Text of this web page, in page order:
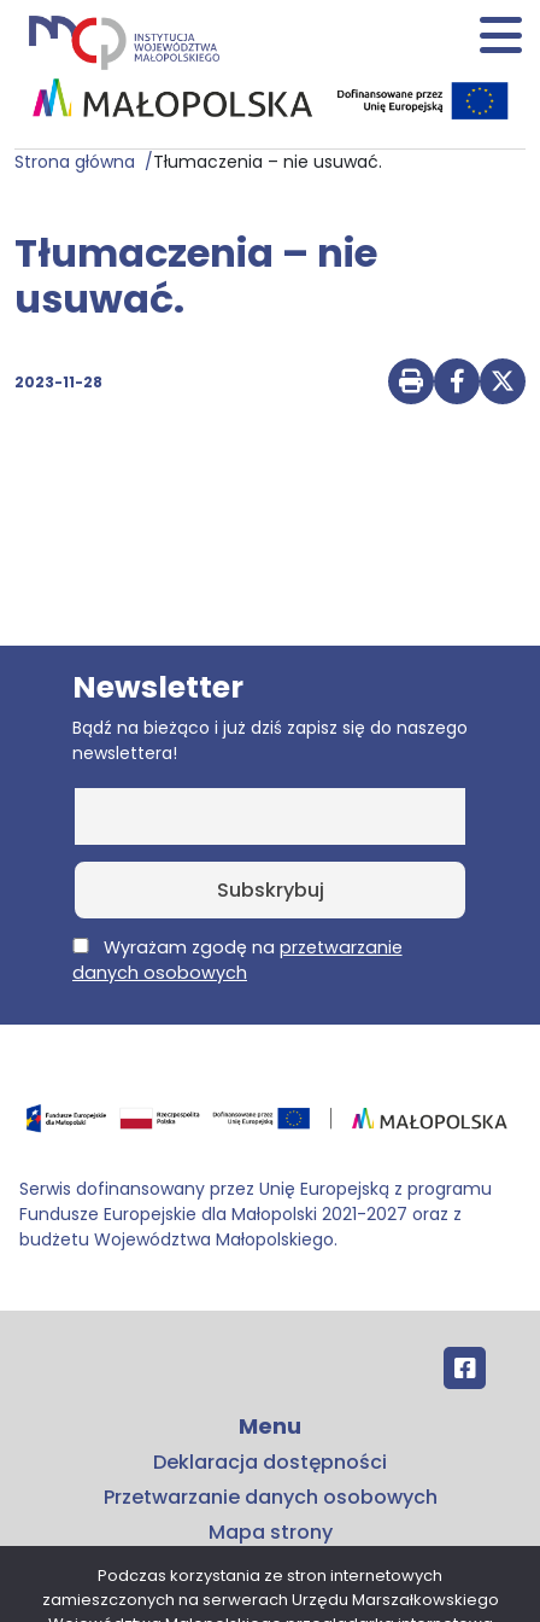
Strona główna Tłumaczenia – nie usuwać.
Tłumaczenia – nie
usuwać.
2023-11-28 Drukuj
Newsletter
Bądź na bieżąco i już dziś zapisz się do naszego
newslettera!
E-MailWyrażam zgodę na przetwarzanie
danych osobowych
Serwis dofinansowany przez Unię Europejską z programu
Fundusze Europejskie dla Małopolski 2021-2027 oraz z
budżetu Województwa Małopolskiego.
Menu
Deklaracja dostępności
Przetwarzanie danych osobowych
Mapa strony
Kontakt
Kontakt
Podczas korzystania ze stron internetowych
zamieszczonych na serwerach Urzędu Marszałkowskiego